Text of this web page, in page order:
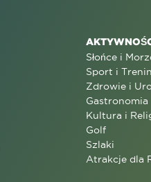
Słońce i
Sport i
Zdrowie i
Gastronomia
Kultura i
Golf
Szlaki
Atrakcje dla